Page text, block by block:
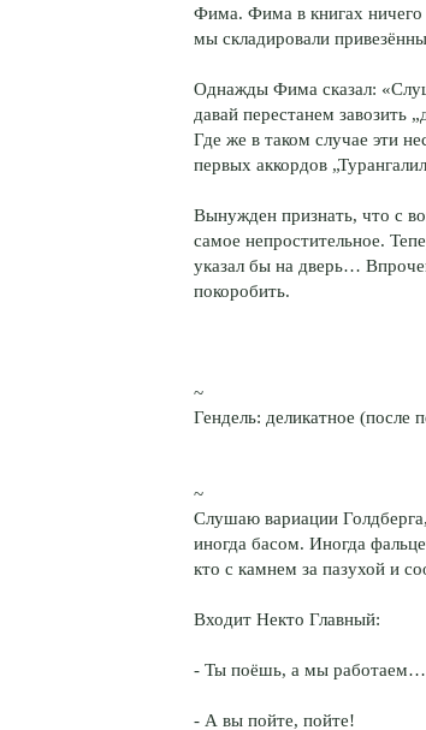
Фима. Фима в книгах ничего
мы складировали
Однажды Фима сказал:
давай перестанем завозить
Где же в таком случае эти
первых аккордов
Вынужден признать, что с
самое непростительное.
указал бы на дверь…
покоробить.
~
Гендель: деликатное (после
~
Слушаю вариации
иногда басом. Иногда
кто с камнем за пазухой и
Входит Некто Главный:
- Ты поёшь, а мы работаем…
- А вы пойте, пойте!